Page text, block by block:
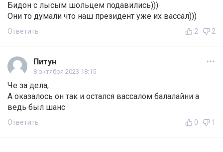
Бидон с лысым шольцем подавились)))
Они то думали что наш президент уже их вассал)))
Ответить 2 2
Питун
8 октября 2023 18:15
Че за дела,
А оказалось он так и остался вассалом балалайни а
ведь был шанс
Ответить 0 1